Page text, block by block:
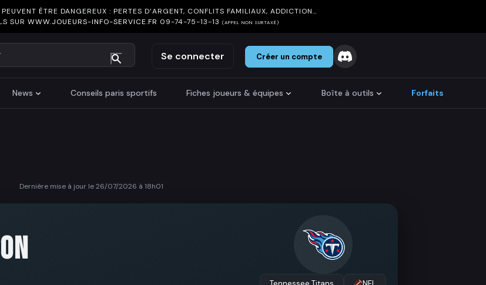
ÊTRE DANGEREUX : PERTES D’ARGENT, CONFLITS FAMILIAUX, ADDICTION…
SUR WWW.JOUEURS-INFO-SERVICE.FR 09-74-75-13-13 (APPEL NON SURTAXÉ)
Se connecter Créer un compte
News Conseils paris sportifs Fiches joueurs & équipes Boîte à outils Forfaits
Dernière mise à jour le 26/07/2026 à 18h01